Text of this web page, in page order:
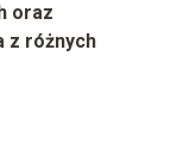
oraz
z różnych